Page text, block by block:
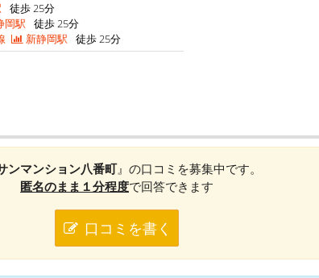
徒歩 25分
岡駅 徒歩 25分
新静岡駅 徒歩 25分
ンマンション八番町』の口コミを募集中です。
匿名のまま１分程度で回答できます
口コミを書く